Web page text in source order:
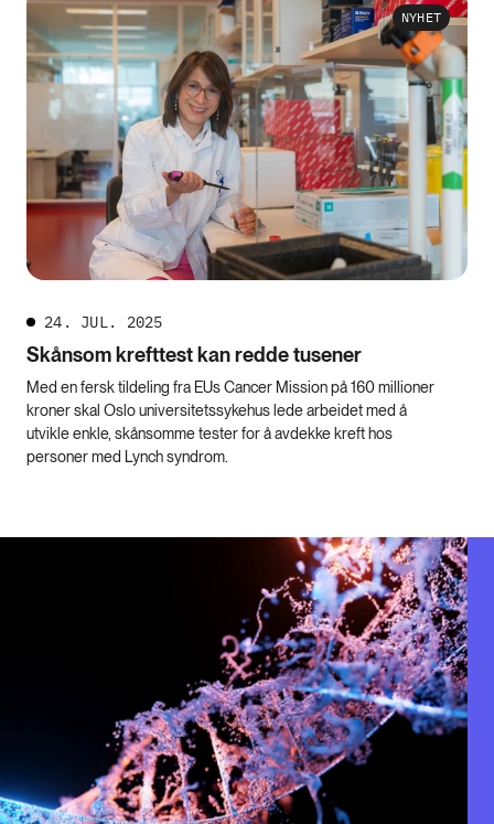
NYHET
24. JUL. 2025
Skånsom krefttest kan redde tusener
Med en fersk tildeling fra EUs Cancer Mission på 160 millioner
kroner skal Oslo universitetssykehus lede arbeidet med å
utvikle enkle, skånsomme tester for å avdekke kreft hos
personer med Lynch syndrom.